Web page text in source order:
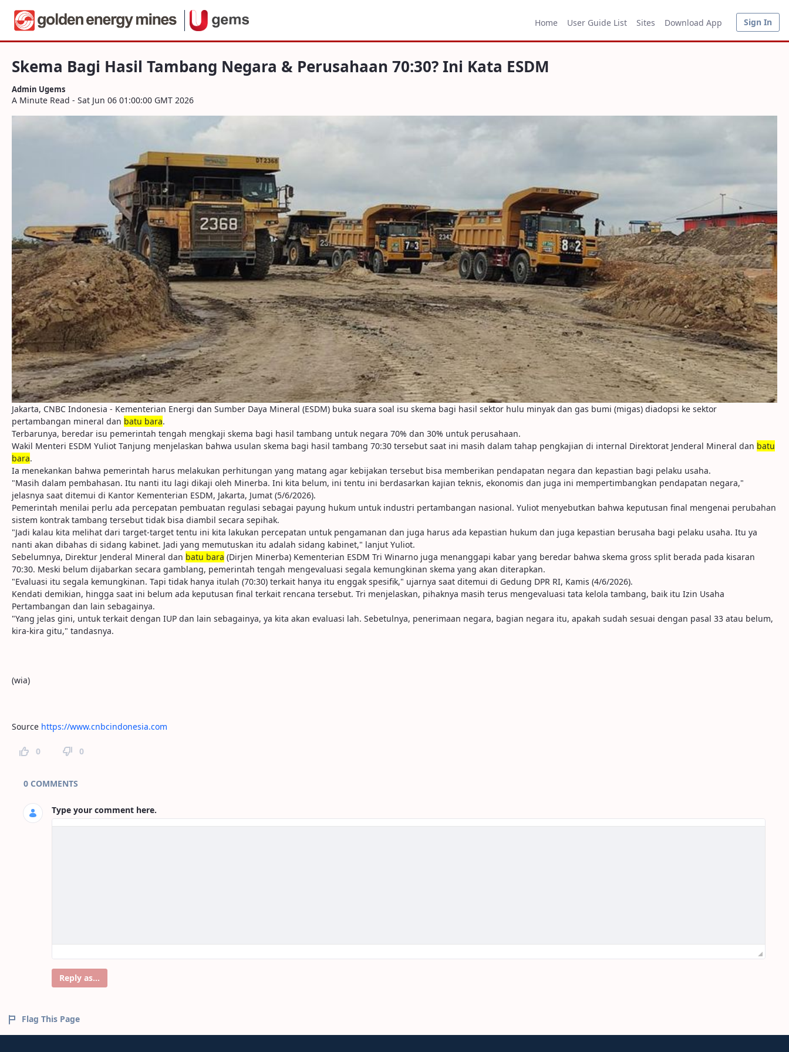
Navigation
Skip to Content
Skema Bagi Hasil Tambang Negara & Perusahaan 70:30? Ini Kata ESDM
Home User Guide List Sites Download App Sign In
Skema Bagi Hasil Tambang Negara & Perusahaan 70:30? Ini Kata ESDM
Admin Ugems
A Minute Read - Sat Jun 06 01:00:00 GMT 2026
Jakarta, CNBC Indonesia - Kementerian Energi dan Sumber Daya Mineral (ESDM) buka suara soal isu skema bagi hasil sektor hulu minyak dan gas bumi (migas) diadopsi ke sektor
pertambangan mineral dan batu bara.
Terbarunya, beredar isu pemerintah tengah mengkaji skema bagi hasil tambang untuk negara 70% dan 30% untuk perusahaan.
Wakil Menteri ESDM Yuliot Tanjung menjelaskan bahwa usulan skema bagi hasil tambang 70:30 tersebut saat ini masih dalam tahap pengkajian di internal Direktorat Jenderal Mineral dan batu
bara.
Ia menekankan bahwa pemerintah harus melakukan perhitungan yang matang agar kebijakan tersebut bisa memberikan pendapatan negara dan kepastian bagi pelaku usaha.
"Masih dalam pembahasan. Itu nanti itu lagi dikaji oleh Minerba. Ini kita belum, ini tentu ini berdasarkan kajian teknis, ekonomis dan juga ini mempertimbangkan pendapatan negara,"
jelasnya saat ditemui di Kantor Kementerian ESDM, Jakarta, Jumat (5/6/2026).
Pemerintah menilai perlu ada percepatan pembuatan regulasi sebagai payung hukum untuk industri pertambangan nasional. Yuliot menyebutkan bahwa keputusan final mengenai perubahan
sistem kontrak tambang tersebut tidak bisa diambil secara sepihak.
"Jadi kalau kita melihat dari target-target tentu ini kita lakukan percepatan untuk pengamanan dan juga harus ada kepastian hukum dan juga kepastian berusaha bagi pelaku usaha. Itu ya
nanti akan dibahas di sidang kabinet. Jadi yang memutuskan itu adalah sidang kabinet," lanjut Yuliot.
Sebelumnya, Direktur Jenderal Mineral dan batu bara (Dirjen Minerba) Kementerian ESDM Tri Winarno juga menanggapi kabar yang beredar bahwa skema gross split berada pada kisaran
70:30. Meski belum dijabarkan secara gamblang, pemerintah tengah mengevaluasi segala kemungkinan skema yang akan diterapkan.
"Evaluasi itu segala kemungkinan. Tapi tidak hanya itulah (70:30) terkait hanya itu enggak spesifik," ujarnya saat ditemui di Gedung DPR RI, Kamis (4/6/2026).
Kendati demikian, hingga saat ini belum ada keputusan final terkait rencana tersebut. Tri menjelaskan, pihaknya masih terus mengevaluasi tata kelola tambang, baik itu Izin Usaha
Pertambangan dan lain sebagainya.
"Yang jelas gini, untuk terkait dengan IUP dan lain sebagainya, ya kita akan evaluasi lah. Sebetulnya, penerimaan negara, bagian negara itu, apakah sudah sesuai dengan pasal 33 atau belum,
kira-kira gitu," tandasnya.
(wia)
Source https://www.cnbcindonesia.com
0 0
Page Comments
0 COMMENTS
Type your comment here.
Reply as...
Flag This Page